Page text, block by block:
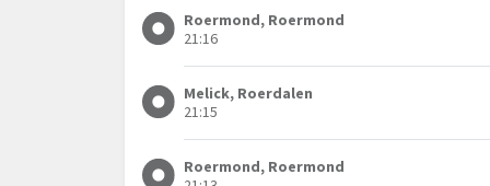
Roermond, Roermond
21:16
Melick, Roerdalen
21:15
Roermond, Roermond